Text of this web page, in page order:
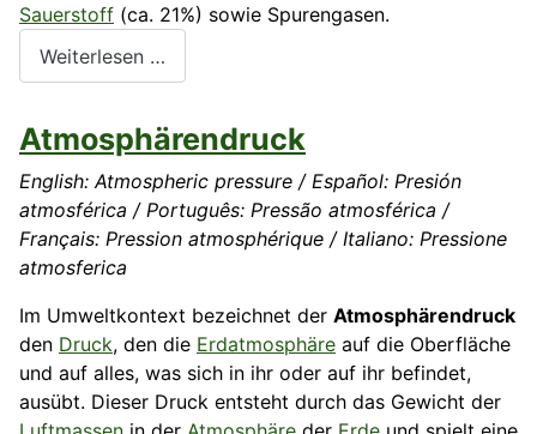
Sauerstoff (ca. 21%) sowie Spurengasen.
Weiterlesen …
Atmosphärendruck
English: Atmospheric pressure / Español: Presión
atmosférica / Português: Pressão atmosférica /
Français: Pression atmosphérique / Italiano: Pressione
atmosferica
Im Umweltkontext bezeichnet der Atmosphärendruck
den Druck, den die Erdatmosphäre auf die Oberfläche
und auf alles, was sich in ihr oder auf ihr befindet,
ausübt. Dieser Druck entsteht durch das Gewicht der